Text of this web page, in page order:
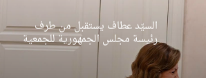
السيّد عطاف يجري لقاء على
إنفراد مع نظيره البيلاروسي